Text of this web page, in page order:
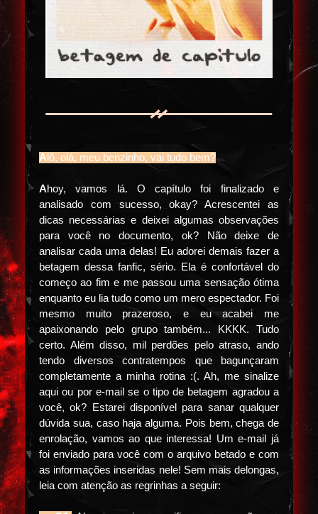
A lô, olá, meu benzinho, vai tudo bem?
Ahoy, vamos lá. O capítulo foi finalizado e
analisado com sucesso, okay? Acrescentei as
dicas necessárias e deixei algumas observações
para você no documento, ok? Não deixe de
analisar cada uma delas! Eu adorei demais fazer a
betagem dessa fanfic, sério. Ela é confortável do
começo ao fim e me passou uma sensação ótima
enquanto eu lia tudo como um mero espectador. Foi
mesmo muito prazeroso, e eu acabei me
apaixonando pelo grupo também... KKKK. Tudo
certo. Além disso, mil perdões pelo atraso, ando
tendo diversos contratempos que bagunçaram
completamente a minha rotina :(. Ah, me sinalize
aqui ou por e-mail se o tipo de betagem agradou a
você, ok? Estarei disponível para sanar qualquer
dúvida sua, caso haja alguma. Pois bem, chega de
enrolação, vamos ao que interessa! Um e-mail já
foi enviado para você com o arquivo betado e com
as informações inseridas nele! Sem mais delongas,
leia com atenção as regrinhas a seguir: